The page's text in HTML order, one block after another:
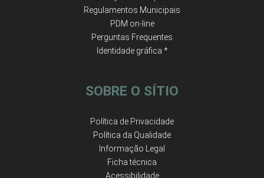
Regulamentos Municipais
PDM on-line
Perguntas Frequentes
Identidade gráfica *
SOBRE O SÍTIO
Política de Privacidade
Política da Qualidade
Informação Legal
Ficha técnica
Acessibilidade